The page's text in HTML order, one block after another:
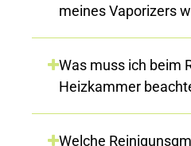
meines Vaporizers
Was muss ich beim
Heizkammer
Welche